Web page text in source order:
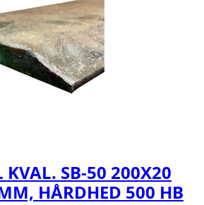
KVAL. SB-50 200X20
HÅRDHED 500 HB